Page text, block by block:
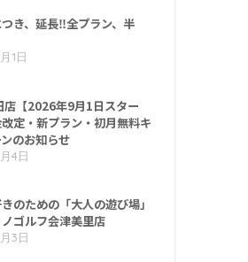
つき、延長‼全プラン、半
1日
店【2026年9月1日スター
改定・新プラン・初月無料キ
のお知らせ
4日
のための「大人の遊び場」
ノゴルフ会津美里店
3日